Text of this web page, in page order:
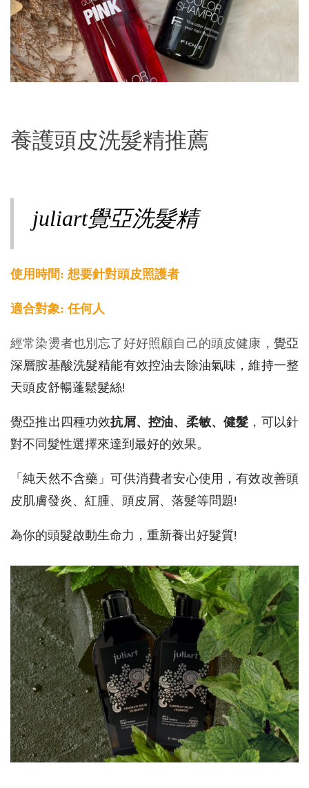
養護頭皮洗髮精推薦
juliart覺亞洗髮精
使用時間: 想要針對頭皮照護者
適合對象: 任何人
經常染燙者也別忘了好好照顧自己的頭皮健康， 覺亞
深層胺基酸洗髮精能有效控油去除油氣味，維持一整
天頭皮舒暢蓬鬆髮絲!
覺亞推出四種功效抗屑、控油、柔敏、健髮 ，可以針
對不同髮性選擇來達到最好的效果。
「純天然不含藥」可供消費者安心使用，有效改善頭
皮肌膚發炎、紅腫、頭皮屑、落髮等問題!
為你的頭髮啟動生命力，重新養出好髮質!